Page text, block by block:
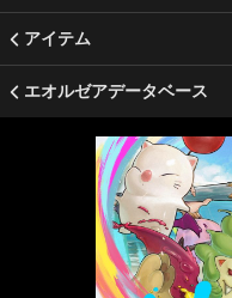
アイテム
エオルゼアデータベース